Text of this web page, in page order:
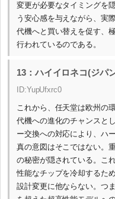
変更が必要なタイミングを
う安心感を与えながら、実
代機へと買い替えを促す、
行われているのである。
13：ハイイロネコ(ジパ
ID:YupUfxrc0
これから、任天堂は欧州の
代機への進化のチャンスと
ー交換への対応により、ハ
真の意図はそこではない。
の秘密が隠されている。こ
性能なチップを冷却するた
設計変更に他ならない。つ